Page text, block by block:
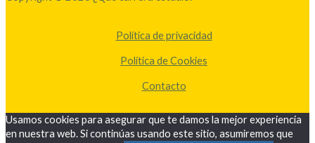
Política de privacidad
Política de Cookies
Contacto
Usamos cookies para asegurar que te damos la mejor experiencia
en nuestra web. Si continúas usando este sitio, asumiremos que